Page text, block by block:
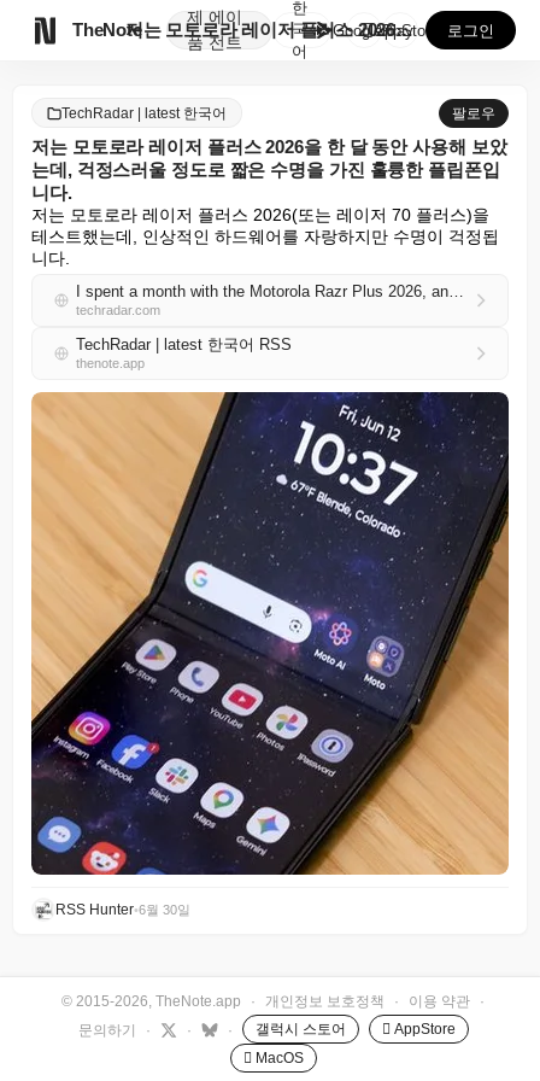
TheNote
제
품
에이
전트
저는 모토로라 레이저 플러스 2026을 한 달 동안 사...
한
국
어
GooglePlay
AppStore 로그인
TechRadar | latest 한국어 팔로우
저는 모토로라 레이저 플러스 2026을 한 달 동안 사용해 보았
는데, 걱정스러울 정도로 짧은 수명을 가진 훌륭한 플립폰입
니다.
저는 모토로라 레이저 플러스 2026(또는 레이저 70 플러스)을
테스트했는데, 인상적인 하드웨어를 자랑하지만 수명이 걱정됩
니다.
I spent a month with the Motorola Razr Plus 2026, and it's a great flip phone with a worryingly short lifespan
techradar.com
TechRadar | latest 한국어 RSS
thenote.app
RSS Hunter•6월 30일
© 2015-2026, TheNote.app · 개인정보 보호정책 · 이용 약관
·
문의하기
· · · 갤럭시 스토어
 AppStore
 MacOS